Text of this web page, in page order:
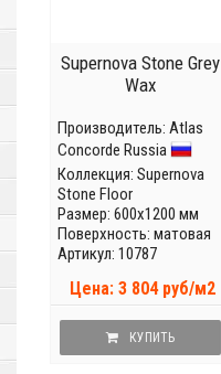
Supernova Stone Grey
Wax
Производитель: Atlas
Concorde Russia
Коллекция: Supernova
Stone Floor
Размер: 600x1200 мм
Поверхность: матовая
Артикул: 10787
Цена: 3 804 руб/м2
КУПИТЬ